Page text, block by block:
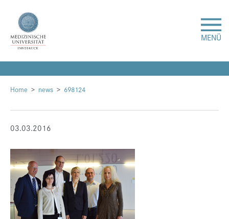
MENÜ
Forschung
Studium & Lehre
Über uns
Internationales
Home news 698124
03.03.2016